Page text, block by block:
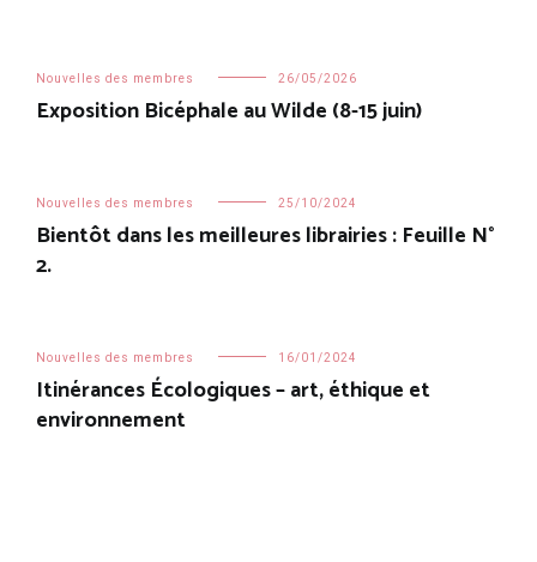
Nouvelles des membres 26/05/2026
Exposition Bicéphale au Wilde (8-15 juin)
Nouvelles des membres 25/10/2024
Bientôt dans les meilleures librairies : Feuille N°
2.
Nouvelles des membres 16/01/2024
Itinérances Écologiques – art, éthique et
environnement